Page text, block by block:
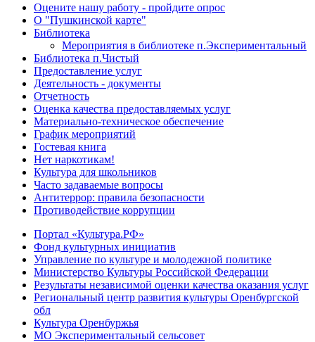
Оцените нашу работу - пройдите опрос
О "Пушкинской карте"
Библиотека
Мероприятия в библиотеке п.Экспериментальный
Библиотека п.Чистый
Предоставление услуг
Деятельность - документы
Отчетность
Оценка качества предоставляемых услуг
Материально-техническое обеспечение
График мероприятий
Гостевая книга
Нет наркотикам!
Культура для школьников
Часто задаваемые вопросы
Антитеррор: правила безопасности
Противодействие коррупции
Портал «Культура.РФ»
Фонд культурных инициатив
Управление по культуре и молодежной политике
Министерство Культуры Российской Федерации
Результаты независимой оценки качества оказания услуг
Региональный центр развития культуры Оренбургской
обл
Культура Оренбуржья
МО Экспериментальный сельсовет